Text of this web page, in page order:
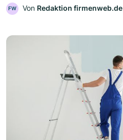
FW Von Redaktion firmenweb.de